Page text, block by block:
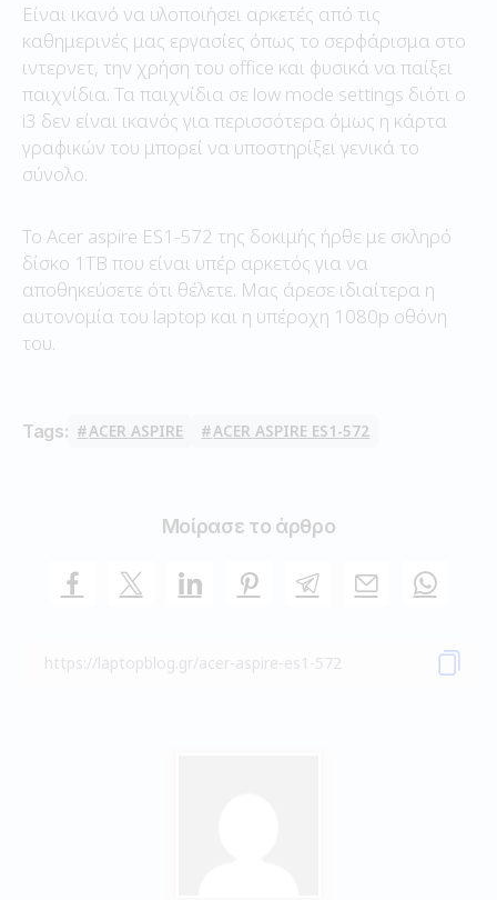
Είναι ικανό να υλοποιήσει αρκετές από τις
καθημερινές μας εργασίες όπως το σερφάρισμα στο
ιντερνετ, την χρήση του office και φυσικά να παίξει
παιχνίδια. Τα παιχνίδια σε low mode settings διότι ο
i3 δεν είναι ικανός για περισσότερα όμως η κάρτα
γραφικών του μπορεί να υποστηρίξει γενικά το
σύνολο.
Το Acer aspire ES1-572 της δοκιμής ήρθε με σκληρό
δίσκο 1TB που είναι υπέρ αρκετός για να
αποθηκεύσετε ότι θέλετε. Μας άρεσε ιδιαίτερα η
αυτονομία του laptop και η υπέροχη 1080p οθόνη
του.
Tags: ACER ASPIRE ACER ASPIRE ES1-572
Μοίρασε το άρθρο